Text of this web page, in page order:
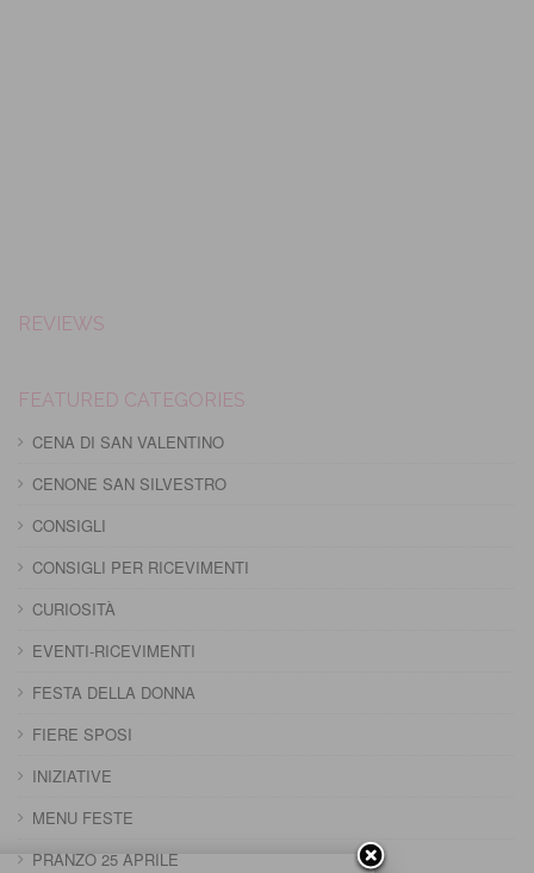
REVIEWS
FEATURED CATEGORIES
CENA DI SAN VALENTINO
CENONE SAN SILVESTRO
CONSIGLI
CONSIGLI PER RICEVIMENTI
CURIOSITÀ
EVENTI-RICEVIMENTI
FESTA DELLA DONNA
FIERE SPOSI
INIZIATIVE
MENU FESTE
PRANZO 25 APRILE